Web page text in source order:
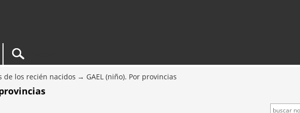
de los recién nacidos GAEL (niño). Por provincias